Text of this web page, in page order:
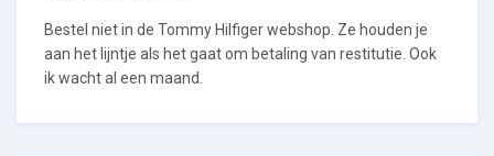
Bestel niet in de Tommy Hilfiger webshop. Ze houden je
aan het lijntje als het gaat om betaling van restitutie. Ook
ik wacht al een maand.